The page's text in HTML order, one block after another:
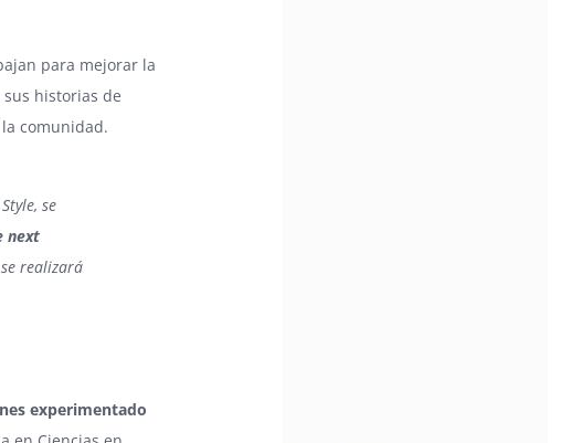
para mejorar la
historias de
comunidad.
se
next
realizará
experimentado